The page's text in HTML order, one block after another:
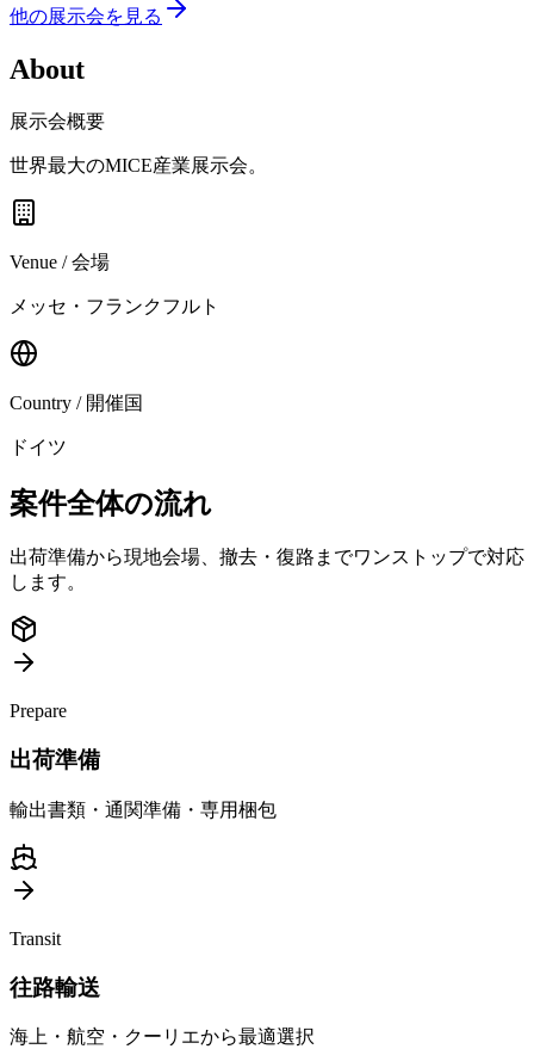
他の展示会を見る
About
展示会概要
世界最大のMICE産業展示会。
Venue / 会場
メッセ・フランクフルト
Country / 開催国
ドイツ
案件全体の流れ
出荷準備から現地会場、撤去・復路までワンストップで対応
します。
Prepare
出荷準備
輸出書類・通関準備・専用梱包
Transit
往路輸送
海上・航空・クーリエから最適選択